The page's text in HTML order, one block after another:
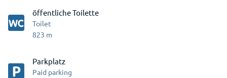
öffentliche Toilette
Toilet
823 m
Parkplatz
Paid parking